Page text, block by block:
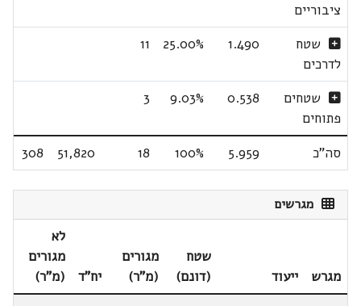
ציבוריים
שטח
לדרכים
1.490
25.00%
11
שטחים
פתוחים
0.538
9.03%
3
סה"כ 5.959
100%
18
51,820
308
מגרשים
מגרש ייעוד
שטח
(דונם)
מגורים
(מ"ר)
יח"ד
לא
מגורים
(מ"ר)